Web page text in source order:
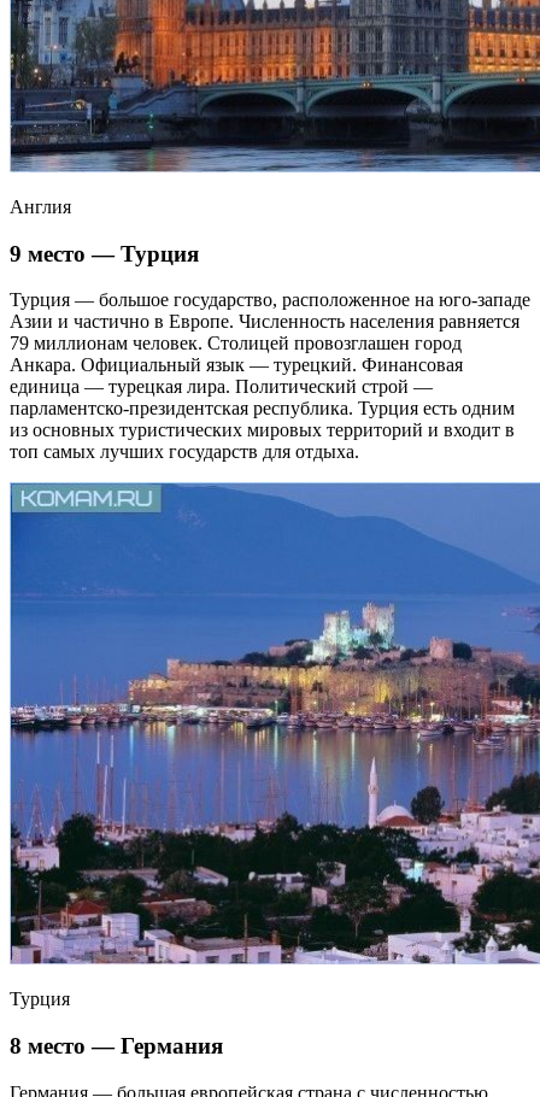
Англия
9 место — Турция
Турция — большое государство, расположенное на юго-западе
Азии и частично в Европе. Численность населения равняется
79 миллионам человек. Столицей провозглашен город
Анкара. Официальный язык — турецкий. Финансовая
единица — турецкая лира. Политический строй —
парламентско-президентская республика. Турция есть одним
из основных туристических мировых территорий и входит в
топ самых лучших государств для отдыха.
Турция
8 место — Германия
Германия — большая европейская страна с численностью